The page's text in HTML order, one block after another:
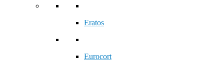
Eratos
Eurocort